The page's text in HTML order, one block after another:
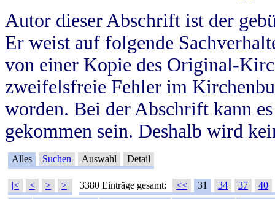
Autor dieser Abschrift ist der
Er weist auf folgende
von einer Kopie des Original-
zweifelsfreie Fehler im
worden. Bei der Abschrift kann
gekommen sein. Deshalb wird
Alles Suchen Auswahl Detail
|< < > >| 3380 Einträge gesamt: << 31 34 37
40